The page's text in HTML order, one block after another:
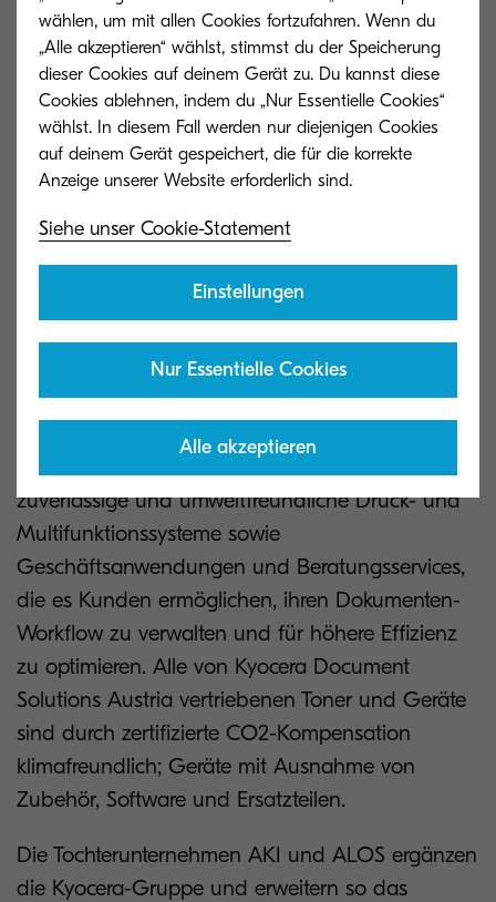
Pressemitteilung (231030_PM_Kyocera präsentiert neues
Inkjet-Produktionsdrucksystem auf der drupa
2024_AT.pdf)
68 KB | PDF
Kyocera Document Solutions Austria
Kyocera Document Solutions Austria ist ein
Inc., einem weltweit führenden Anbieter im
Bereich Informations- und
Dokumentenmanagement mit Sitz in Osaka,
zuverlässige und umweltfreundliche Druck- und
Multifunktionssysteme sowie
Geschäftsanwendungen und Beratungsservices,
die es Kunden ermöglichen, ihren Dokumenten-
Workflow zu verwalten und für höhere Effizienz
zu optimieren. Alle von Kyocera Document
Solutions Austria vertriebenen Toner und Geräte
sind durch zertifizierte CO2-Kompensation
klimafreundlich; Geräte mit Ausnahme von
Zubehör, Software und Ersatzteilen.
Die Tochterunternehmen AKI und ALOS ergänzen
die Kyocera-Gruppe und erweitern so das
wählen, um mit allen Cookies fortzufahren. Wenn du
„Alle akzeptieren“ wählst, stimmst du der Speicherung
dieser Cookies auf deinem Gerät zu. Du kannst diese
Cookies ablehnen, indem du „Nur Essentielle Cookies“
wählst. In diesem Fall werden nur diejenigen Cookies
auf deinem Gerät gespeichert, die für die korrekte
Siehe unser Cookie-Statement
Einstellungen
Nur Essentielle Cookies
Alle akzeptieren